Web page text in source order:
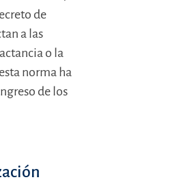
de
a las
o la
norma ha
de los